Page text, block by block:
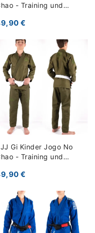
- Training und
€
Gi Kinder Jogo No
- Training und
€